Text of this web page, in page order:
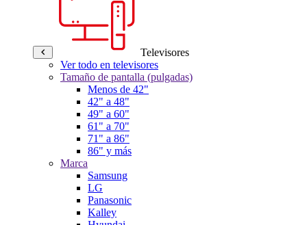
Televisores
Ver todo en televisores
Tamaño de pantalla (pulgadas)
Menos de 42"
42" a 48"
49" a 60"
61" a 70"
71" a 86"
86" y más
Marca
Samsung
LG
Panasonic
Kalley